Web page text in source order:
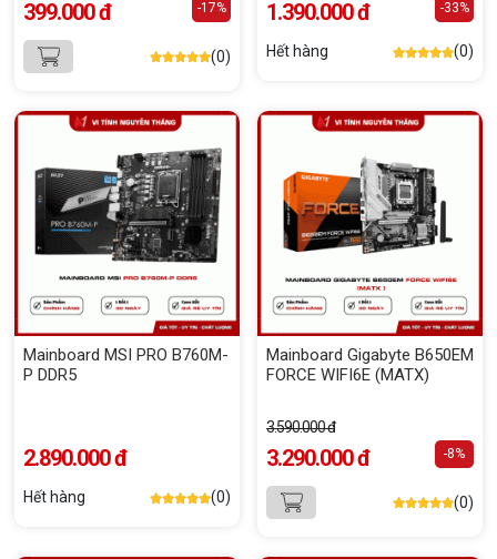
399.000 đ -17%
(0)
1.390.000 đ -33%
Hết hàng (0)
Mainboard MSI PRO B760M-
P DDR5
2.890.000 đ
Hết hàng (0)
Mainboard Gigabyte B650EM
FORCE WIFI6E (MATX)
3.590.000 đ
3.290.000 đ -8%
(0)